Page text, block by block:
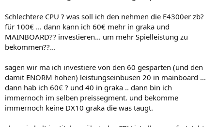
Schlechtere CPU ? was soll ich den nehmen die E4300er zb?
für 100€ ... dann kann ich 60€ mehr in graka und
MAINBOARD?? investieren... um mehr Spielleistung zu
bekommen??...
sagen wir ma ich investiere von den 60 gesparten (und den
damit ENORM hohen) leistungseinbusen 20 in mainboard ...
dann hab ich 60€ ? und 40 in graka .. dann bin ich
immernoch im selben preissegment. und bekomme
immernoch keine DX10 graka die was taugt.